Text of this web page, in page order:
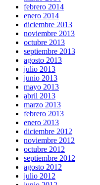
febrero 2014
enero 2014
diciembre 2013
noviembre 2013
octubre 2013
septiembre 2013
agosto 2013
julio 2013
junio 2013
mayo 2013
abril 2013
marzo 2013
febrero 2013
enero 2013
diciembre 2012
noviembre 2012
octubre 2012
septiembre 2012
agosto 2012
julio 2012